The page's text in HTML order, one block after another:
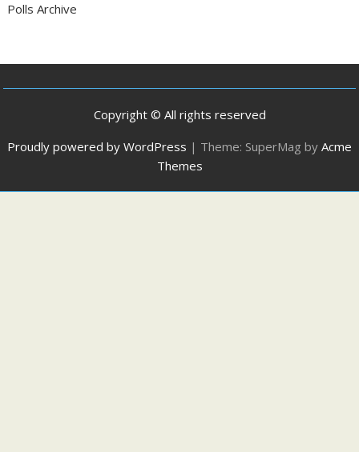
Polls Archive
Copyright © All rights reserved
Proudly powered by WordPress | Theme: SuperMag by Acme
Themes